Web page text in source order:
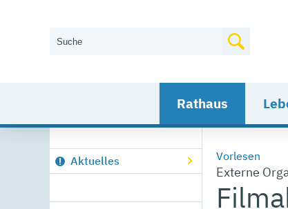
Rathaus
Aktuelles Vorlesen
Externe